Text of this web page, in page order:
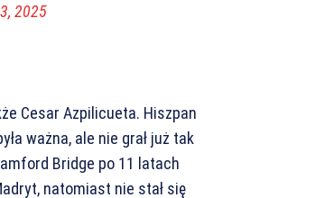
2025
Cesar Azpilicueta. Hiszpan
ważna, ale nie grał już tak
Bridge po 11 latach
natomiast nie stał się